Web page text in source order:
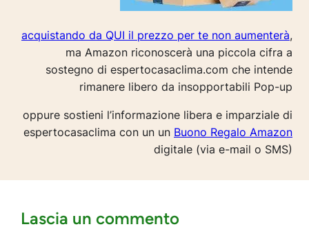
acquistando da QUI il prezzo per te non aumenterà,
ma Amazon riconoscerà una piccola cifra a
sostegno di espertocasaclima.com che intende
rimanere libero da insopportabili Pop-up
oppure sostieni l’informazione libera e imparziale di
espertocasaclima con un un Buono Regalo Amazon
digitale (via e-mail o SMS)
Lascia un commento